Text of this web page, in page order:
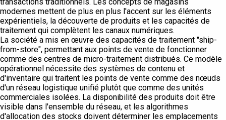
modernes mettent de plus en plus l'accent sur les éléments
expérientiels, la découverte de produits et les capacités de
traitement qui complètent les canaux numériques.
La société a mis en œuvre des capacités de traitement "ship-
from-store", permettant aux points de vente de fonctionner
comme des centres de micro-traitement distribués. Ce modèle
opérationnel nécessite des systèmes de contenu et
d'inventaire qui traitent les points de vente comme des nœuds
d'un réseau logistique unifié plutôt que comme des unités
commerciales isolées. La disponibilité des produits doit être
visible dans l'ensemble du réseau, et les algorithmes
d'allocation des stocks doivent déterminer les emplacements